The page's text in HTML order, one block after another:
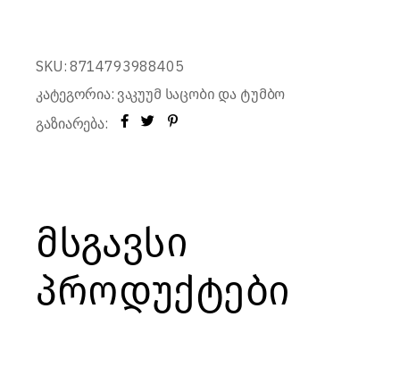
SKU: 8714793988405
კატეგორია: ვაკუუმ საცობი და ტუმბო
გაზიარება:
მსგავსი
პროდუქტები